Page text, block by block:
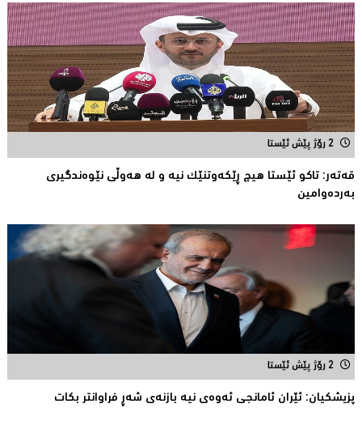
2 رۆژ پێش ئێستا
قەتەر: تاکو ئێستا هیچ ڕێکەوتنێک نیە و لە هەوڵى نێوەندگیرى
بەردەوامین
2 رۆژ پێش ئێستا
پزیشكیان: ئێران ئامانجی ئه‌وه‌ی نیه‌ بازنه‌ی شه‌ڕ فراوانتر بكات